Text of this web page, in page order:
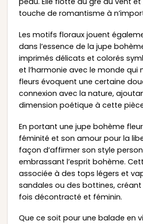
touche de romantisme à
Les motifs floraux jouent
dans l’essence de la jupe
imprimés délicats et colorés
et l’harmonie avec le monde qui
fleurs évoquent une certaine
connexion avec la nature,
dimension poétique à cette
En portant une jupe bohème
féminité et son amour pour la
façon d’affirmer son style
embrassant l’esprit bohème.
associée à des tops légers et
sandales ou des bottines, créant
fois décontracté et féminin.
Que ce soit pour une balade en